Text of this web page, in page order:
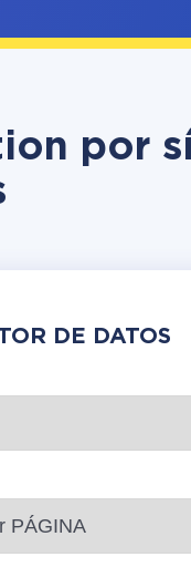
por
DE DATOS